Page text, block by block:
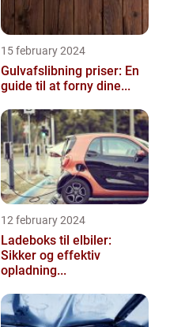
15 february 2024
Gulvafslibning priser: En
guide til at forny dine...
12 february 2024
Ladeboks til elbiler:
Sikker og effektiv
opladning...